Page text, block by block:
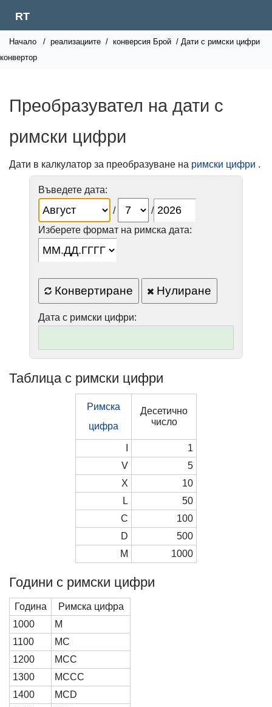
RT
Начало / реализациите / конверсия Брой / Дати с римски цифри
конвертор
Преобразувател на дати с
римски цифри
Дати в калкулатор за преобразуване на римски цифри .
Въведете дата:
/
/
Изберете формат на римска дата:
Конвертиране Нулиране
Дата с римски цифри:
Таблица с римски цифри
Римска
цифра
Десетично
число
1
V
5
X
10
L
50
C
100
D
500
М
1000
Години с римски цифри
Година
Римска цифра
1000
М
1100
MC
1200
MCC
1300
MCCC
1400
MCD